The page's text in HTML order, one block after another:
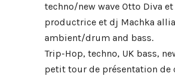
techno/new wave Otto Diva et
productrice et dj Machka
ambient/drum and bass.
Trip-Hop, techno, UK bass,
petit tour de présentation de